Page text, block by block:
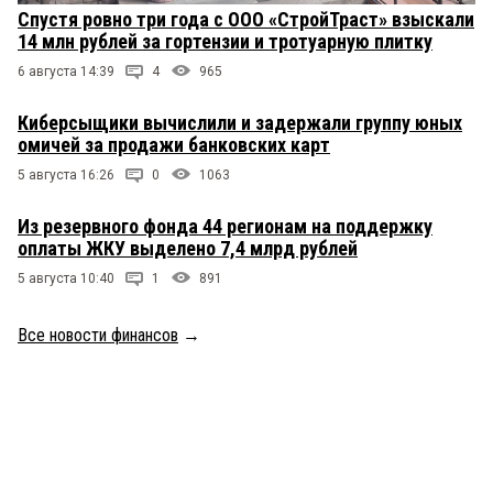
Спустя ровно три года с ООО «СтройТраст» взыскали
14 млн рублей за гортензии и тротуарную плитку
6 августа 14:39 4 965
Киберсыщики вычислили и задержали группу юных
омичей за продажи банковских карт
5 августа 16:26 0 1063
Из резервного фонда 44 регионам на поддержку
оплаты ЖКУ выделено 7,4 млрд рублей
5 августа 10:40 1 891
Все новости финансов →